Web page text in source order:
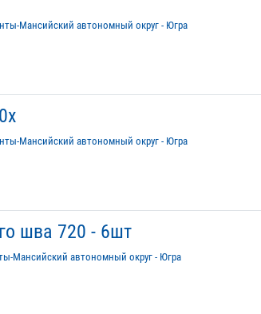
Мансийский автономный округ - Югра
Мансийский автономный округ - Югра
шва 720 - 6шт
Мансийский автономный округ - Югра